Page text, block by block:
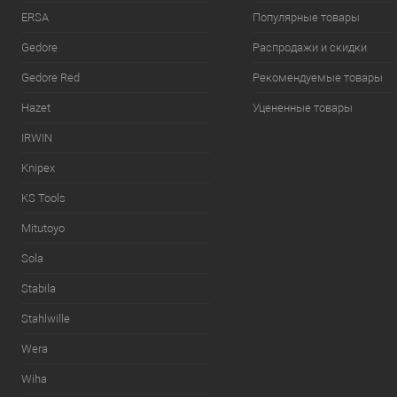
ERSA
Gedore
Gedore Red
Hazet
IRWIN
Knipex
KS Tools
Mitutoyo
Sola
Stabila
Stahlwille
Wera
Wiha
Популярные товары
Распродажи и скидки
Рекомендуемые товары
Уцененные товары